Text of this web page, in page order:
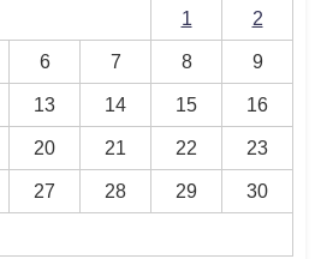
1 2
6 7 8 9
13 14 15 16
20 21 22 23
27 28 29 30